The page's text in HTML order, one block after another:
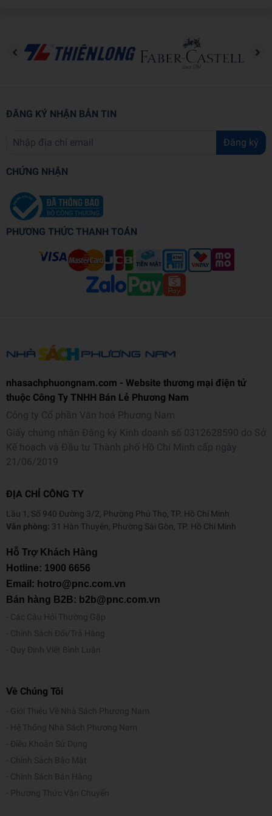
vùng an toàn
Tác giả: Đinh Lê Hương
Ngôn ngữ: Tiếng Việt
Loại bìa: Bìa mềm
Kích thước: 13.5 x 20.5 cm
Số trang: 296
Năm xuất bản: 2025
Nhà xuất bản: NXB Phụ Nữ
ĐĂNG KÝ NHẬN BẢN TIN
Đăng ký
CHỨNG NHẬN
PHƯƠNG THỨC THANH TOÁN
nhasachphuongnam.com - Website thương mại điện tử
thuộc Công Ty TNHH Bán Lẻ Phương Nam
Công ty Cổ phần Văn hoá Phương Nam
Giấy chứng nhận Đăng ký Kinh doanh số 0312628590 do Sở
Kế hoạch và Đầu tư Thành phố Hồ Chí Minh cấp ngày
21/06/2019
ĐỊA CHỈ CÔNG TY
Lầu 1, Số 940 Đường 3/2, Phường Phú Thọ, TP. Hồ Chí Minh
Văn phòng: 31 Hàn Thuyên, Phường Sài Gòn, TP. Hồ Chí Minh
Hỗ Trợ Khách Hàng
Hotline: 1900 6656
Email: hotro@pnc.com.vn
Bán hàng B2B: b2b@pnc.com.vn
Các Câu Hỏi Thường Gặp
Chính Sách Đổi/Trả Hàng
Quy Định Viết Bình Luận
Về Chúng Tôi
Giới Thiệu Về Nhà Sách Phương Nam
Hệ Thống Nhà Sách Phương Nam
Điều Khoản Sử Dụng
Chính Sách Bảo Mật
Chính Sách Bán Hàng
Phương Thức Vận Chuyển